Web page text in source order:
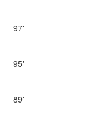
97'
95'
89'